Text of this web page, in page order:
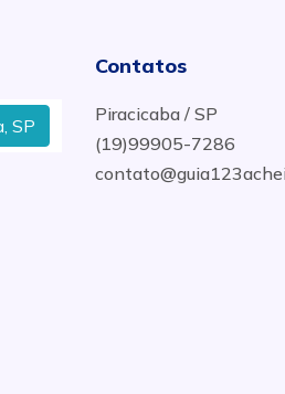
Válvulas Esfera Tripartida
Contatos
Piracicaba / SP
(19)99905-7286